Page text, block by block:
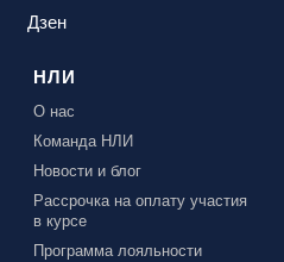
Дзен
НЛИ
О нас
Команда НЛИ
Новости и блог
Рассрочка на оплату участия
в курсе
Программа лояльности